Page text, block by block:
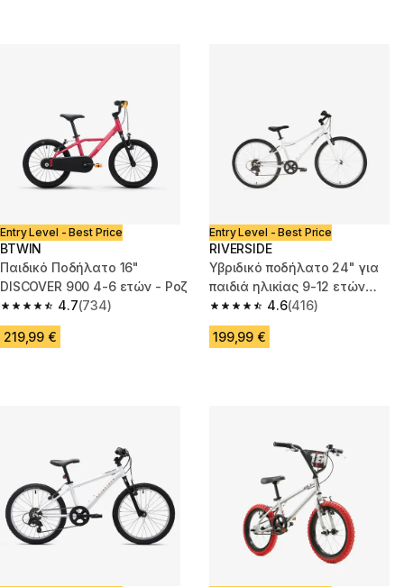
Entry Level - Best Price
BTWIN
Παιδικό Ποδήλατο 16"
DISCOVER 900 4-6 ετών - Ροζ
4.7
4.7 out of 5 stars from 734 reviews
(734)
219,99 €
Entry Level - Best Price
RIVERSIDE
Υβριδικό ποδήλατο 24" για
παιδιά ηλικίας 9-12 ετών
Riverside 100
4.6
4.6 out of 5 stars from 416
(416)
199,99 €